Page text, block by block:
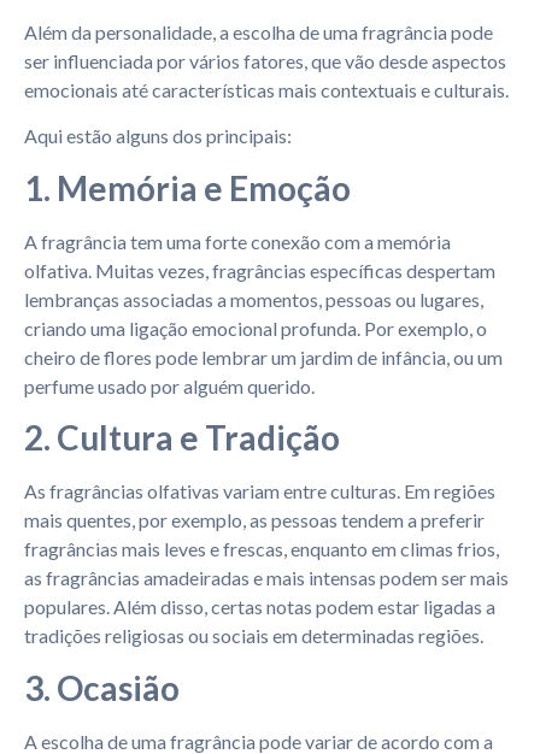
Além da personalidade, a escolha de uma fragrância pode
ser influenciada por vários fatores, que vão desde aspectos
emocionais até características mais contextuais e culturais.
Aqui estão alguns dos principais:
1. Memória e Emoção
A fragrância tem uma forte conexão com a memória
olfativa. Muitas vezes, fragrâncias específicas despertam
lembranças associadas a momentos, pessoas ou lugares,
criando uma ligação emocional profunda. Por exemplo, o
cheiro de flores pode lembrar um jardim de infância, ou um
perfume usado por alguém querido.
2. Cultura e Tradição
As fragrâncias olfativas variam entre culturas. Em regiões
mais quentes, por exemplo, as pessoas tendem a preferir
fragrâncias mais leves e frescas, enquanto em climas frios,
as fragrâncias amadeiradas e mais intensas podem ser mais
populares. Além disso, certas notas podem estar ligadas a
tradições religiosas ou sociais em determinadas regiões.
3. Ocasião
A escolha de uma fragrância pode variar de acordo com a